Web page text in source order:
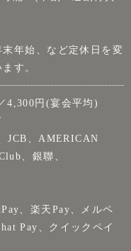
年始、など定休日を変
す。
4,300円(宴会平均)
JCB、AMERICAN
、銀聯、
、楽天Pay、メルペ
Pay、クイックペイ